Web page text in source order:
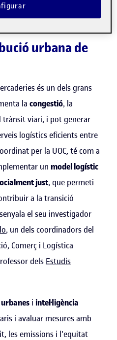
urbana de
és un dels grans
la congestió, la
trànsit viari, i pot generar
logístics eficients entre
per la UOC, té com a
un model logístic
just, que permeti
a la transició
el seu investigador
, un dels coordinadors del
Comerç i Logística
dels Estudis
i intel·ligència
i avaluar mesures amb
les emissions i l'equitat